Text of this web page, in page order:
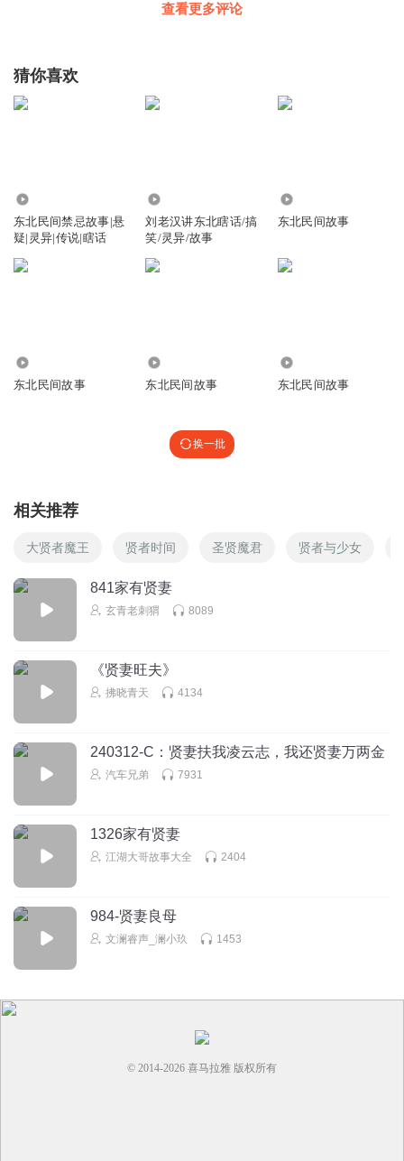
查看更多评论
猜你喜欢
东北民间禁忌故事|悬
疑|灵异|传说|瞎话
刘老汉讲东北瞎话/搞
笑/灵异/故事
东北民间故事
东北民间故事 东北民间故事 东北民间故事
换一批
相关推荐
大贤者魔王 贤者时间 圣贤魔君 贤者与少女
841家有贤妻
玄青老刺猬 8089
《贤妻旺夫》
拂晓青天 4134
240312-C：贤妻扶我凌云志，我还贤妻万两金
汽车兄弟 7931
1326家有贤妻
江湖大哥故事大全 2404
984-贤妻良母
文澜睿声_澜小玖 1453
© 2014-2026 喜马拉雅 版权所有